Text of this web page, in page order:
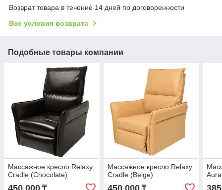
Возврат товара в течение 14 дней по договоренности
Все условия возврата
Подобные товары компании
Массажное кресло Relaxy
Cradle (Chocolate)
Массажное кресло Relaxy
Cradle (Beige)